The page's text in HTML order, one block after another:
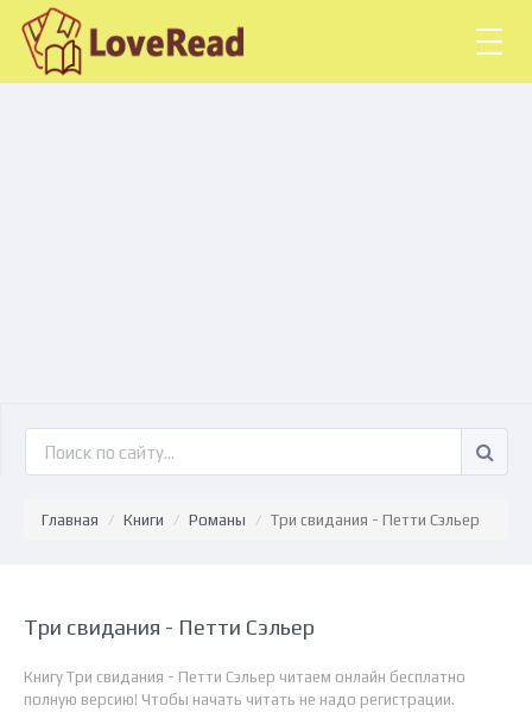
Главная Книги Романы Три свидания - Петти Сэльер
Три свидания - Петти Сэльер
Книгу Три свидания - Петти Сэльер читаем онлайн бесплатно
полную версию! Чтобы начать читать не надо регистрации.